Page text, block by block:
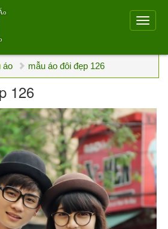
áo mẫu áo đôi đẹp 126
126